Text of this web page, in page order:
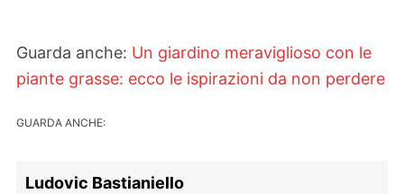
Guarda anche: Un giardino meraviglioso con le
piante grasse: ecco le ispirazioni da non perdere
GUARDA ANCHE:
Ludovic Bastianiello